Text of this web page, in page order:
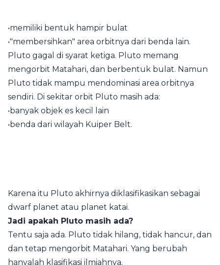
•memiliki bentuk hampir bulat
•"membersihkan" area orbitnya dari benda lain.
Pluto gagal di syarat ketiga. Pluto memang
mengorbit Matahari, dan berbentuk bulat. Namun
Pluto tidak mampu mendominasi area orbitnya
sendiri. Di sekitar orbit Pluto masih ada:
•banyak objek es kecil lain
•benda dari wilayah Kuiper Belt.
Karena itu Pluto akhirnya diklasifikasikan sebagai
dwarf planet atau planet katai.
Jadi apakah Pluto masih ada?
Tentu saja ada. Pluto tidak hilang, tidak hancur, dan
dan tetap mengorbit Matahari. Yang berubah
hanyalah klasifikasi ilmiahnya.